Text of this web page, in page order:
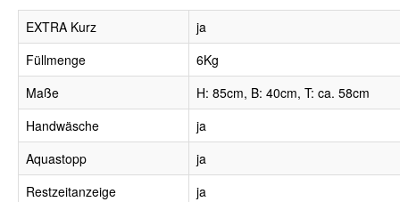
EXTRA Kurz
ja
Füllmenge
6Kg
Maße
H: 85cm, B: 40cm, T: ca. 58cm
Handwäsche
ja
Aquastopp
ja
Restzeitanzeige
ja